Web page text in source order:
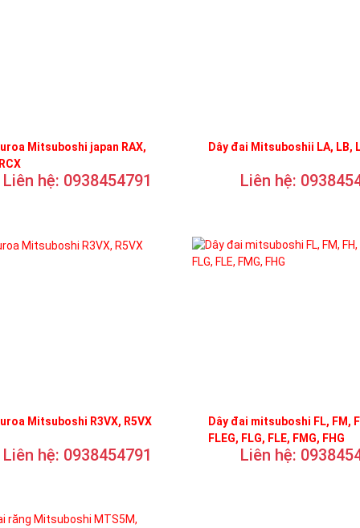
Mitsuboshi japan RAX,
Liên hệ: 0938454791
Dây đai Mitsuboshii LA, LB,
Liên hệ:
Mitsuboshi R3VX, R5VX
Liên hệ: 0938454791
Dây đai mitsuboshi FL, FM,
FLEG, FLG, FLE, FMG, FHG
Liên hệ: